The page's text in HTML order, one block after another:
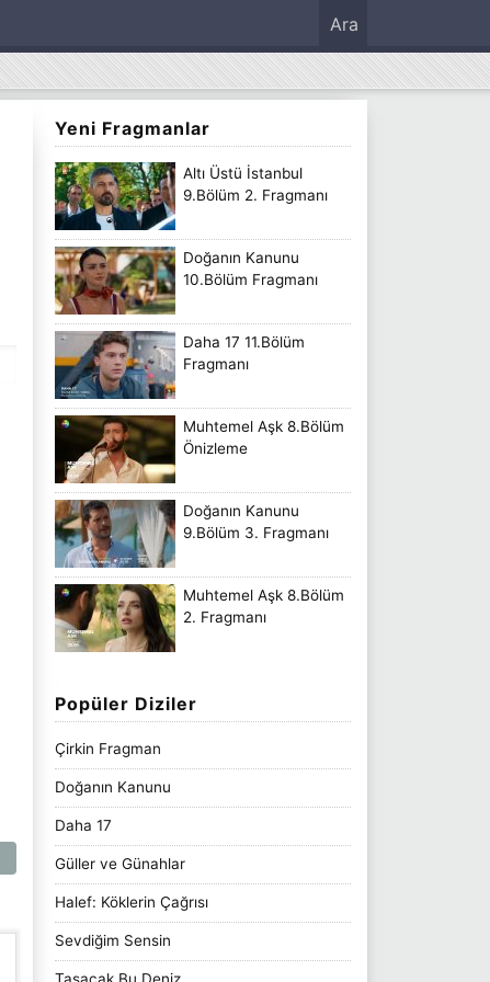
Ara
Yeni Fragmanlar
Altı Üstü İstanbul
9.Bölüm 2. Fragmanı
Doğanın Kanunu
10.Bölüm Fragmanı
Daha 17 11.Bölüm
Fragmanı
Muhtemel Aşk 8.Bölüm
Önizleme
Doğanın Kanunu
9.Bölüm 3. Fragmanı
Muhtemel Aşk 8.Bölüm
2. Fragmanı
Popüler Diziler
Çirkin Fragman
Doğanın Kanunu
Daha 17
Güller ve Günahlar
Halef: Köklerin Çağrısı
Sevdiğim Sensin
Taşacak Bu Deniz